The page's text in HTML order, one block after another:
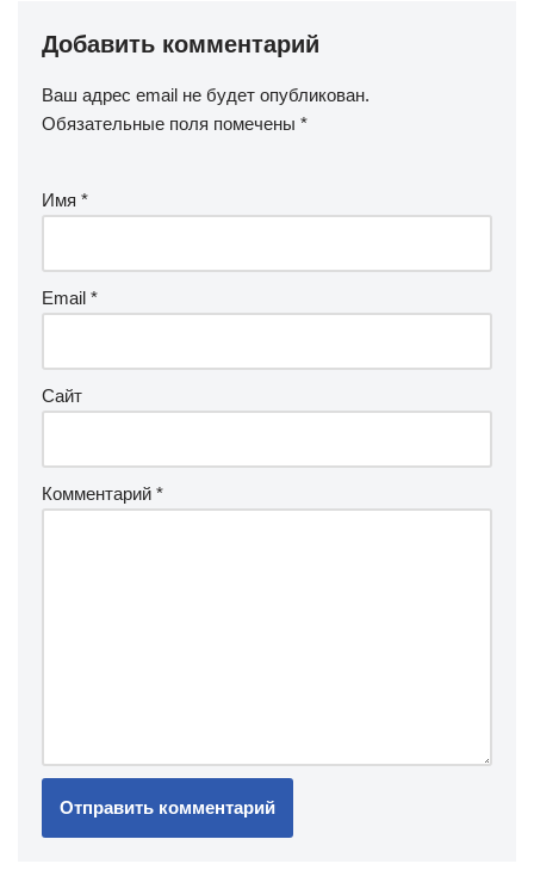
Добавить комментарий
Ваш адрес email не будет опубликован.
Обязательные поля помечены *
Имя *
Email *
Сайт
Комментарий *